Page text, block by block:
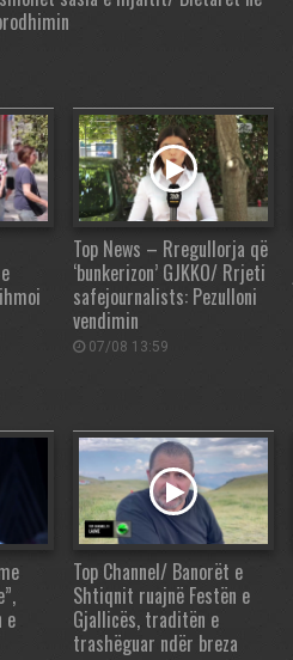
Top News – Rregullorja që
‘bunkerizon’ GJKKO/ Rrjeti
safejournalists: Pezulloni
vendimin
07/08 13:59
e
Top Channel/ Banorët e
Shtiqnit ruajnë Festën e
Gjallicës, traditën e
trashëguar ndër breza